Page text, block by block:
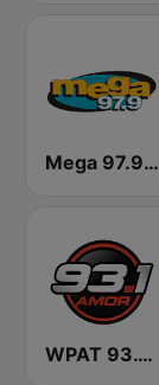
Mega 97.9 FM
WPAT 93.1 Amor FM